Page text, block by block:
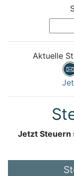
Aktuelle
Jetzt Steuern